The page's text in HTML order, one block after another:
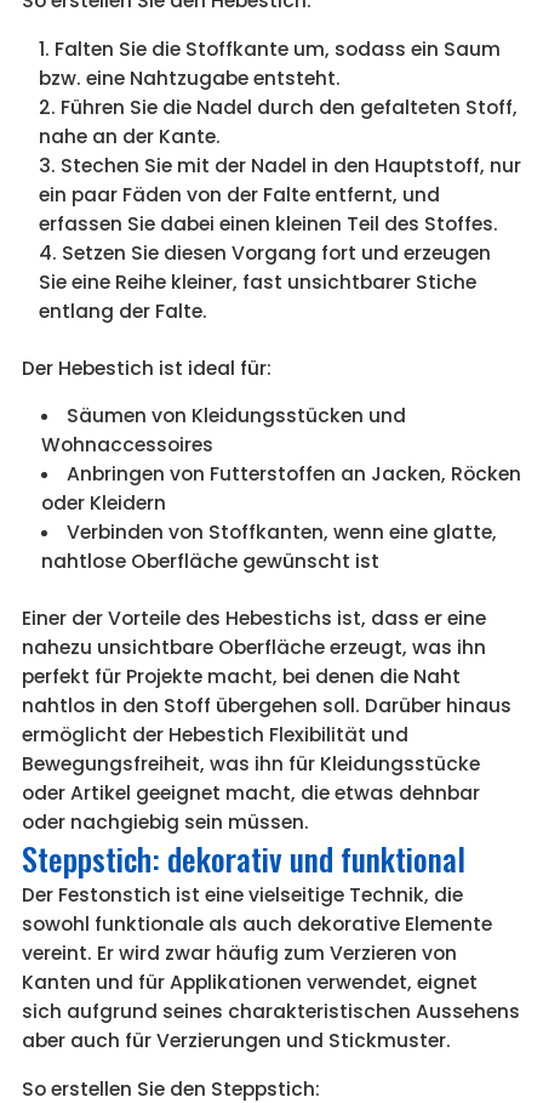
Falten Sie die Stoffkante um, sodass ein Saum
bzw. eine Nahtzugabe entsteht.
Führen Sie die Nadel durch den gefalteten Stoff,
nahe an der Kante.
Stechen Sie mit der Nadel in den Hauptstoff, nur
ein paar Fäden von der Falte entfernt, und
erfassen Sie dabei einen kleinen Teil des Stoffes.
Setzen Sie diesen Vorgang fort und erzeugen
Sie eine Reihe kleiner, fast unsichtbarer Stiche
entlang der Falte.
Der Hebestich ist ideal für:
Säumen von Kleidungsstücken und
Wohnaccessoires
Anbringen von Futterstoffen an Jacken, Röcken
oder Kleidern
Verbinden von Stoffkanten, wenn eine glatte,
nahtlose Oberfläche gewünscht ist
Einer der Vorteile des Hebestichs ist, dass er eine
nahezu unsichtbare Oberfläche erzeugt, was ihn
perfekt für Projekte macht, bei denen die Naht
nahtlos in den Stoff übergehen soll. Darüber hinaus
ermöglicht der Hebestich Flexibilität und
Bewegungsfreiheit, was ihn für Kleidungsstücke
oder Artikel geeignet macht, die etwas dehnbar
oder nachgiebig sein müssen.
Steppstich: dekorativ und funktional
Der Festonstich ist eine vielseitige Technik, die
sowohl funktionale als auch dekorative Elemente
vereint. Er wird zwar häufig zum Verzieren von
Kanten und für Applikationen verwendet, eignet
sich aufgrund seines charakteristischen Aussehens
aber auch für Verzierungen und Stickmuster.
So erstellen Sie den Steppstich: